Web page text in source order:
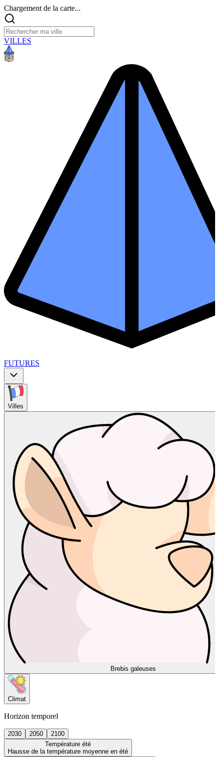
Chargement de la carte...
VILLES
FUTURES
Villes
Brebis galeuses
Climat
Horizon temporel
2030 2050
2100
Température été
Hausse de la température moyenne en été